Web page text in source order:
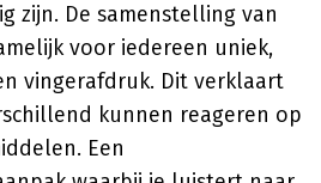
zijn. De samenstelling van
voor iedereen uniek,
vingerafdruk. Dit verklaart
kunnen reageren op
Een